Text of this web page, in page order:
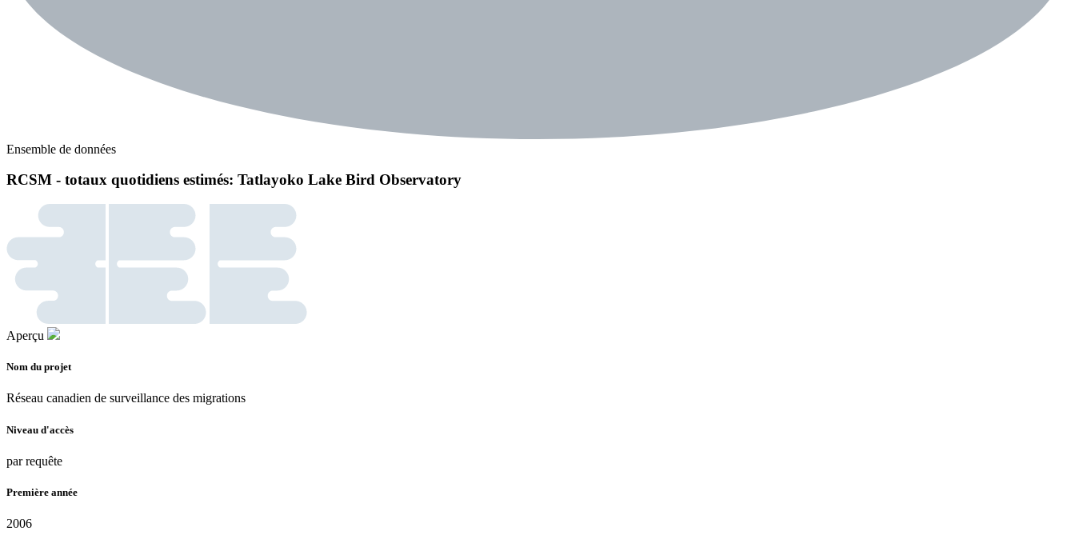
Ensemble de données
RCSM - totaux quotidiens estimés: Tatlayoko Lake Bird Observatory
Aperçu
Nom du projet
Réseau canadien de surveillance des migrations
Niveau d'accès
par requête
Première année
2006